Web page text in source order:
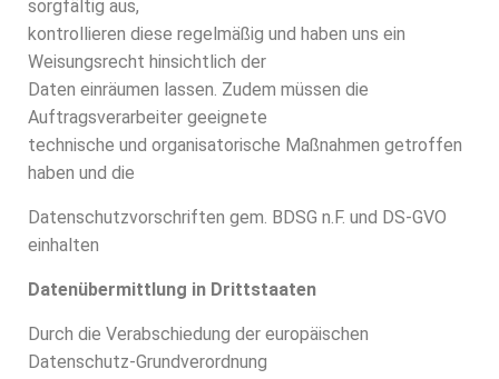
sorgfältig aus,
kontrollieren diese regelmäßig und haben uns ein
Weisungsrecht hinsichtlich der
Daten einräumen lassen. Zudem müssen die
Auftragsverarbeiter geeignete
technische und organisatorische Maßnahmen getroffen
haben und die
Datenschutzvorschriften gem. BDSG n.F. und DS-GVO
einhalten
Datenübermittlung in Drittstaaten
Durch die Verabschiedung der europäischen
Datenschutz-Grundverordnung